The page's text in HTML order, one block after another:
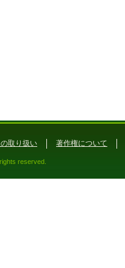
取り扱い 著作権について
reserved.